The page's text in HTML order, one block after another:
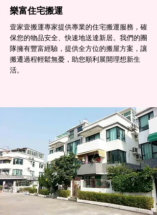
樂富住宅搬運
壹家壹搬運專家提供專業的住宅搬運服務，確
保您的物品安全、快速地送達新居。我們的團
隊擁有豐富經驗，提供全方位的搬屋方案，讓
搬遷過程輕鬆無憂，助您順利展開理想新生
活。